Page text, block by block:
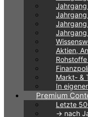
Jahrgang
Aktien,
Markt- &
In
Premium
Letzte
-> nach